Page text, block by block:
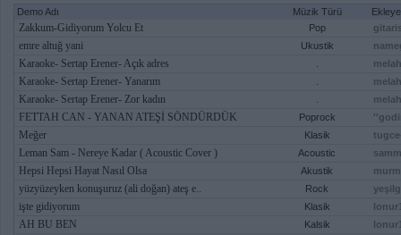
Demo Adı
Müzik Türü
Zakkum-Gidiyorum Yolcu Et Pop
emre altuğ yani Ukustik
Karaoke- Sertap Erener- Açık adres
Karaoke- Sertap Erener- Yanarım
Karaoke- Sertap Erener- Zor kadın
FETTAH CAN - YANAN ATEŞİ SÖNDÜRDÜK Poprock
Meğer Klasik
Leman Sam - Nereye Kadar ( Acoustic Cover ) Acoustic
Hepsi Hepsi Hayat Nasıl Olsa Akustik
yüzyüzeyken konuşuruz (ali doğan) ateş e.. Rock
işte gidiyorum Klasik
AH BU BEN Kalsik